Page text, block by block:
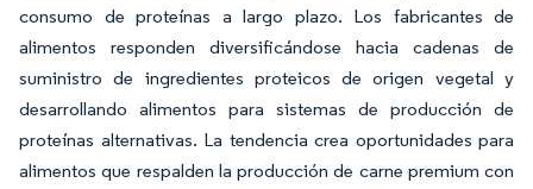
consumo de proteínas a largo plazo. Los fabricantes de
alimentos responden diversificándose hacia cadenas de
suministro de ingredientes proteicos de origen vegetal y
desarrollando alimentos para sistemas de producción de
proteínas alternativas. La tendencia crea oportunidades para
alimentos que respalden la producción de carne premium con